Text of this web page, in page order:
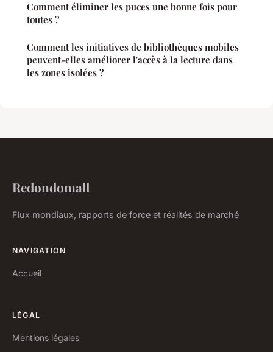
Comment éliminer les puces une bonne fois pour
toutes ?
Comment les initiatives de bibliothèques mobiles
peuvent-elles améliorer l'accès à la lecture dans
les zones isolées ?
Redondomall
Flux mondiaux, rapports de force et réalités de marché
NAVIGATION
Accueil
LÉGAL
Mentions légales